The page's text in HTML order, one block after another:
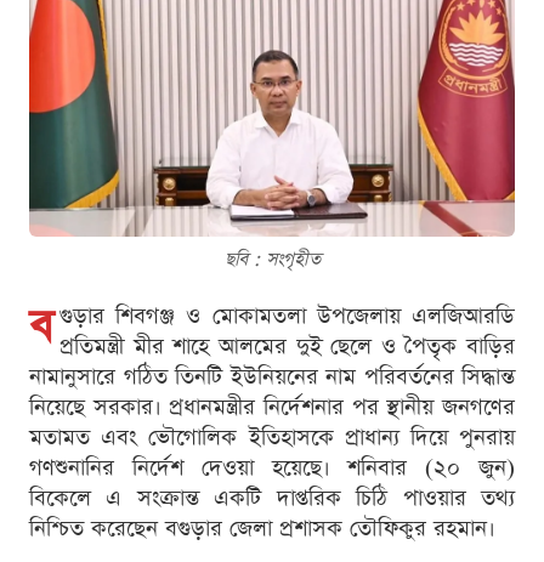
ছবি : সংগৃহীত
ব গুড়ার শিবগঞ্জ ও মোকামতলা উপজেলায় এলজিআরডি
প্রতিমন্ত্রী মীর শাহে আলমের দুই ছেলে ও পৈতৃক বাড়ির
নামানুসারে গঠিত তিনটি ইউনিয়নের নাম পরিবর্তনের সিদ্ধান্ত
নিয়েছে সরকার। প্রধানমন্ত্রীর নির্দেশনার পর স্থানীয় জনগণের
মতামত এবং ভৌগোলিক ইতিহাসকে প্রাধান্য দিয়ে পুনরায়
গণশুনানির নির্দেশ দেওয়া হয়েছে। শনিবার (২০ জুন)
বিকেলে এ সংক্রান্ত একটি দাপ্তরিক চিঠি পাওয়ার তথ্য
নিশ্চিত করেছেন বগুড়ার জেলা প্রশাসক তৌফিকুর রহমান।